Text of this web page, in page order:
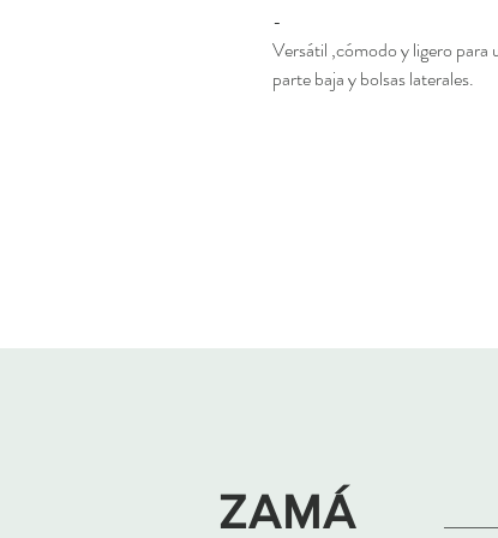
-
Versátil ,cómodo y ligero para
parte baja y bolsas laterales.
ZAMÁ